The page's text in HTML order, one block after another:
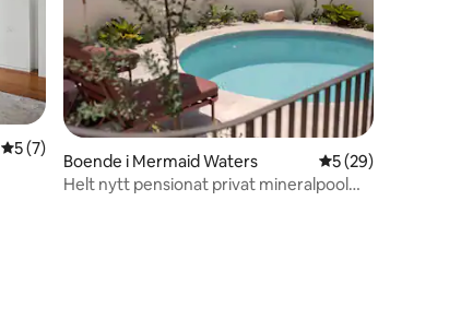
5 av 5 i genomsnittligt betyg, 7 omdömen
5 (7)
Boende i Mermaid Waters 5 av 5 i
5 (29)
Helt nytt pensionat privat mineralpool